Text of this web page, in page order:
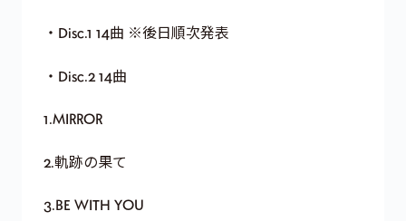
・Disc.1 14曲 ※後日順次発表
・Disc.2 14曲
1.MIRROR
2.軌跡の果て
3.BE WITH YOU